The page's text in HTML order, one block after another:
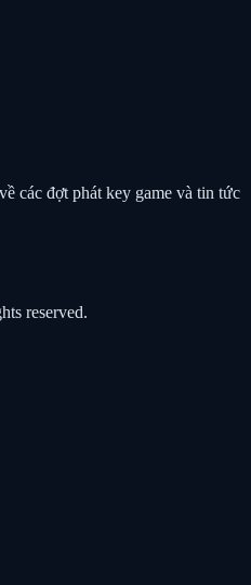
các đợt phát key game và tin tức
reserved.